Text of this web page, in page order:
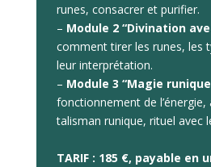
runes, consacrer et purifier.
– Module 2 “Divination
comment tirer les runes, les
leur interprétation.
– Module 3 “Magie
fonctionnement de l’énergie,
talisman runique, rituel avec
TARIF : 185 €, payable en